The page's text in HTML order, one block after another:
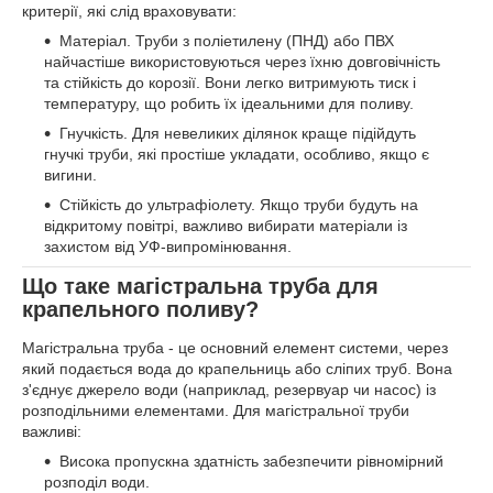
критерії, які слід враховувати:
Матеріал. Труби з поліетилену (ПНД) або ПВХ
найчастіше використовуються через їхню довговічність
та стійкість до корозії. Вони легко витримують тиск і
температуру, що робить їх ідеальними для поливу.
Гнучкість. Для невеликих ділянок краще підійдуть
гнучкі труби, які простіше укладати, особливо, якщо є
вигини.
Стійкість до ультрафіолету. Якщо труби будуть на
відкритому повітрі, важливо вибирати матеріали із
захистом від УФ-випромінювання.
Що таке магістральна труба для
крапельного поливу?
Магістральна труба - це основний елемент системи, через
який подається вода до крапельниць або сліпих труб. Вона
з'єднує джерело води (наприклад, резервуар чи насос) із
розподільними елементами. Для магістральної труби
важливі:
Висока пропускна здатність забезпечити рівномірний
розподіл води.